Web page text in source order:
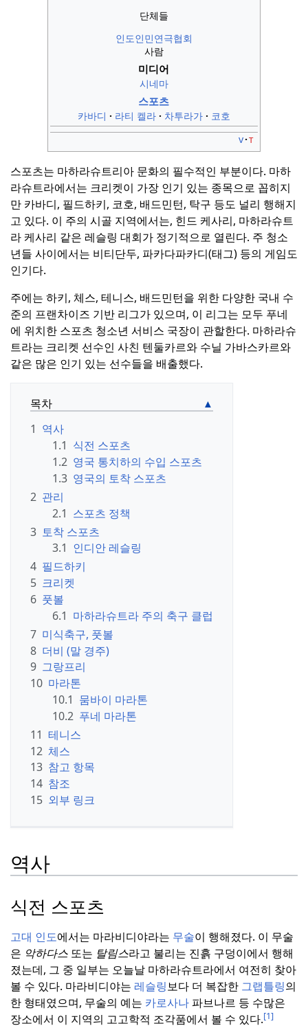
단체들
인도인민연극협회
사람
미디어
시네마
스포츠
카바디 라티 켈라 차투라가
코호
v t
스포츠는 마하라슈트리아 문화의 필수적인 부분이다. 마하
라슈트라에서는 크리켓이 가장 인기 있는 종목으로 꼽히지
만 카바디, 필드하키, 코호, 배드민턴, 탁구 등도 널리 행해지
고 있다. 이 주의 시골 지역에서는, 힌드 케사리, 마하라슈트
라 케사리 같은 레슬링 대회가 정기적으로 열린다. 주 청소
년들 사이에서는 비티단두, 파카다파카디(태그) 등의 게임도
인기다.
주에는 하키, 체스, 테니스, 배드민턴을 위한 다양한 국내 수
준의 프랜차이즈 기반 리그가 있으며, 이 리그는 모두 푸네
에 위치한 스포츠 청소년 서비스 국장이 관할한다. 마하라슈
트라는 크리켓 선수인 사친 텐둘카르와 수닐 가바스카르와
같은 많은 인기 있는 선수들을 배출했다.
목차
1 역사
1.1 식전 스포츠
1.2 영국 통치하의 수입 스포츠
1.3 영국의 토착 스포츠
2 관리
2.1 스포츠 정책
3 토착 스포츠
3.1 인디안 레슬링
4 필드하키
5 크리켓
6 풋볼
6.1 마하라슈트라 주의 축구 클럽
7 미식축구, 풋볼
8 더비 (말 경주)
9 그랑프리
10 마라톤
10.1 뭄바이 마라톤
10.2 푸네 마라톤
11 테니스
12 체스
13 참고 항목
14 참조
15 외부 링크
역사
식전 스포츠
고대 인도에서는 마라비디야라는 무술이 행해졌다. 이 무술
은 악하다스 또는 탈림스라고 불리는 진흙 구덩이에서 행해
졌는데, 그 중 일부는 오늘날 마하라슈트라에서 여전히 찾아
볼 수 있다. 마라비디야는 레슬링보다 더 복잡한 그랩틀링의
한 형태였으며, 무술의 예는 카로사나 파브나르 등 수많은
장소에서 이 지역의 고고학적 조각품에서 볼 수 있다.[1]